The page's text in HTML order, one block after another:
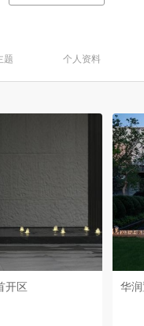
题 个人资料
开区 华